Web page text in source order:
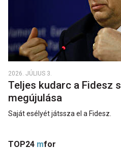
2026. JÚLIUS 3.
Teljes kudarc a Fidesz
megújulása
Saját esélyét játssza el a Fidesz.
TOP24 mfor